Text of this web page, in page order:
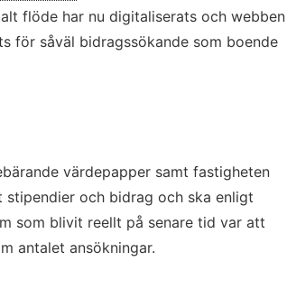
flöde har nu digitaliserats och webben
för såväl bidragssökande som boende
värdepapper samt fastigheten
stipendier och bidrag och ska enligt
som blivit reellt på senare tid var att
antalet ansökningar.